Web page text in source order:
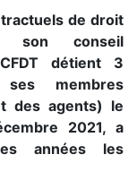
de droit
son conseil
détient 3
membres
des agents) le
2021, a
années les